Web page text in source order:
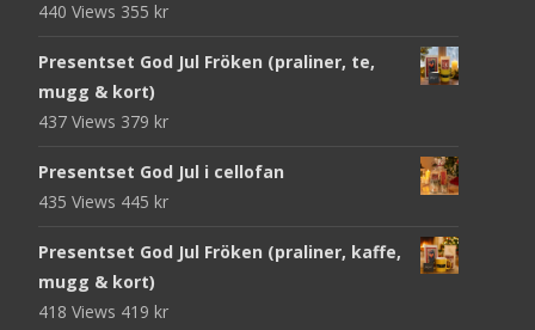
440 Views 355 kr
Presentset God Jul Fröken (praliner, te,
mugg & kort)
437 Views 379 kr
Presentset God Jul i cellofan
435 Views 445 kr
Presentset God Jul Fröken (praliner, kaffe,
mugg & kort)
418 Views 419 kr